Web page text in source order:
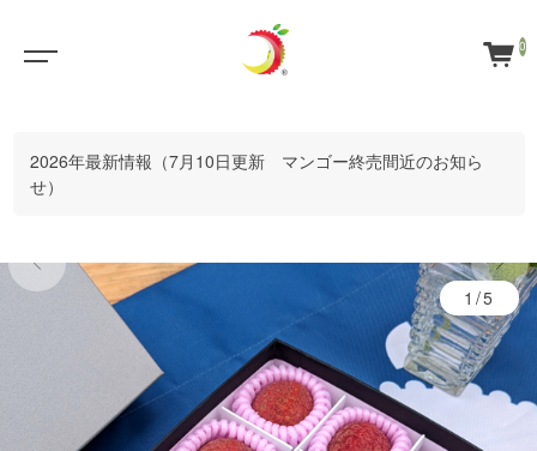
0
2026年最新情報（7月10日更新 マンゴー終売間近のお知ら
せ）
1/5